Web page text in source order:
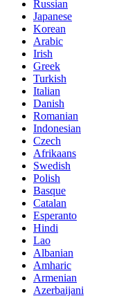
Russian
Japanese
Korean
Arabic
Irish
Greek
Turkish
Italian
Danish
Romanian
Indonesian
Czech
Afrikaans
Swedish
Polish
Basque
Catalan
Esperanto
Hindi
Lao
Albanian
Amharic
Armenian
Azerbaijani